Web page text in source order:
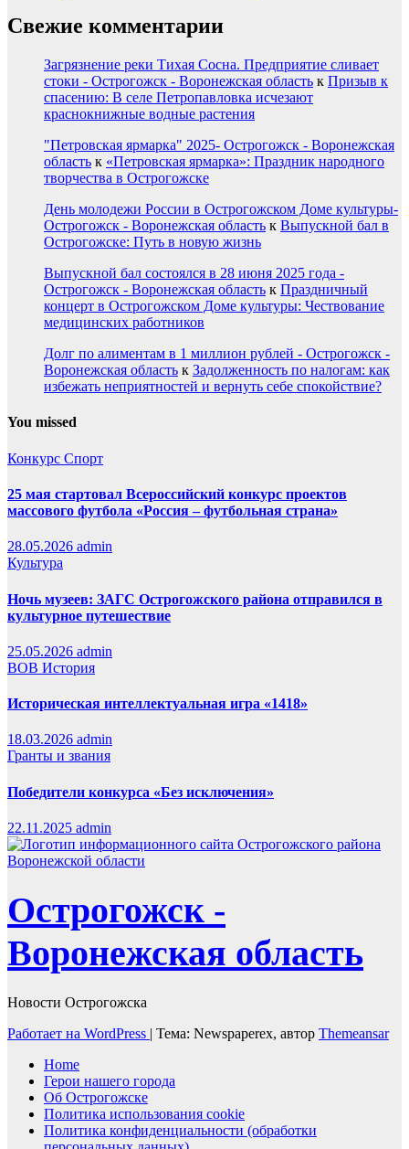
Свежие комментарии
Загрязнение реки Тихая Сосна. Предприятие сливает
стоки - Острогожск - Воронежская область к Призыв к
спасению: В селе Петропавловка исчезают
краснокнижные водные растения
"Петровская ярмарка" 2025- Острогожск - Воронежская
область к «Петровская ярмарка»: Праздник народного
творчества в Острогожске
День молодежи России в Острогожском Доме культуры-
Острогожск - Воронежская область к Выпускной бал в
Острогожске: Путь в новую жизнь
Выпускной бал состоялся в 28 июня 2025 года -
Острогожск - Воронежская область к Праздничный
концерт в Острогожском Доме культуры: Чествование
медицинских работников
Долг по алиментам в 1 миллион рублей - Острогожск -
Воронежская область к Задолженность по налогам: как
избежать неприятностей и вернуть себе спокойствие?
You missed
Конкурс Спорт
25 мая стартовал Всероссийский конкурс проектов
массового футбола «Россия – футбольная страна»
28.05.2026 admin
Культура
Ночь музеев: ЗАГС Острогожского района отправился в
культурное путешествие
25.05.2026 admin
ВОВ История
Историческая интеллектуальная игра «1418»
18.03.2026 admin
Гранты и звания
Победители конкурса «Без исключения»
22.11.2025 admin
Острогожск -
Воронежская область
Новости Острогожска
Работает на WordPress | Тема: Newspaperex, автор Themeansar
Home
Герои нашего города
Об Острогожске
Политика использования cookie
Политика конфиденциальности (обработки